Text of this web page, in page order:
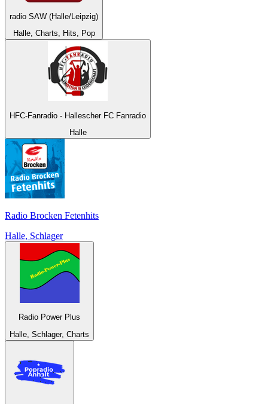
radio SAW (Halle/Leipzig)
Halle, Charts, Hits, Pop
HFC-Fanradio - Hallescher FC Fanradio
Halle
Radio Brocken Fetenhits
Halle, Schlager
Radio Power Plus
Halle, Schlager, Charts